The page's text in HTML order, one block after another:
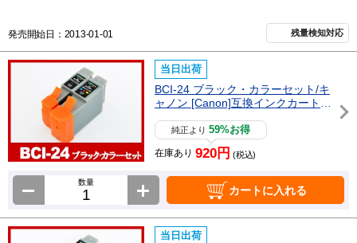
発売開始日：2013-01-01 残量検知対応
当日出荷
BCI-24 ブラック・カラーセット/キ
ャノン [Canon]互換インクカートリ
純正より59%お得
在庫あり 920円 (税込)
数量
カートに入れる
当日出荷